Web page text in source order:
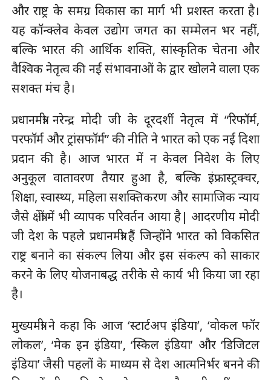
और राष्ट्र के समग्र विकास का मार्ग भी प्रशस्त करता है।
यह कॉन्क्लेव केवल उद्योग जगत का सम्मेलन भर नहीं,
बल्कि भारत की आर्थिक शक्ति, सांस्कृतिक चेतना और
वैश्विक नेतृत्व की नई संभावनाओं के द्वार खोलने वाला एक
सशक्त मंच है।
प्रधानमंत्री नरेन्द्र मोदी जी के दूरदर्शी नेतृत्व में “रिफॉर्म,
परफॉर्म और ट्रांसफॉर्म” की नीति ने भारत को एक नई दिशा
प्रदान की है। आज भारत में न केवल निवेश के लिए
अनुकूल वातावरण तैयार हुआ है, बल्कि इंफ्रास्ट्रक्चर,
शिक्षा, स्वास्थ्य, महिला सशक्तिकरण और सामाजिक न्याय
जैसे क्षेत्रों में भी व्यापक परिवर्तन आया है| आदरणीय मोदी
जी देश के पहले प्रधानमंत्री हैं जिन्होंने भारत को विकसित
राष्ट्र बनाने का संकल्प लिया और इस संकल्प को साकार
करने के लिए योजनाबद्ध तरीके से कार्य भी किया जा रहा
है।
मुख्यमंत्री ने कहा कि आज ‘स्टार्टअप इंडिया’, ‘वोकल फॉर
लोकल’, ‘मेक इन इंडिया’, ‘स्किल इंडिया’ और ‘डिजिटल
इंडिया’ जैसी पहलों के माध्यम से देश आत्मनिर्भर बनने की